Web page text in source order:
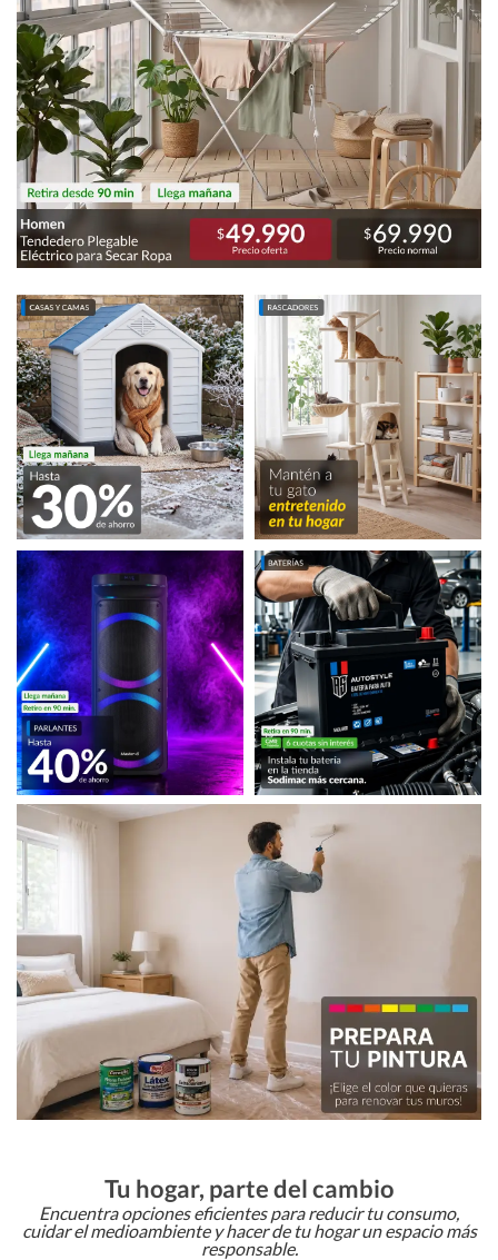
Tu hogar, parte del cambio
Encuentra opciones eficientes para reducir tu consumo,
cuidar el medioambiente y hacer de tu hogar un espacio más
responsable.